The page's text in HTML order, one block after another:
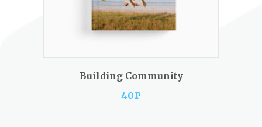
ADD TO CART
Building Community
40₽